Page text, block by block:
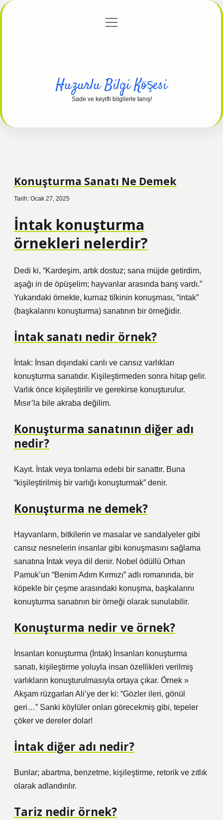
Gizlilik Politikası
menüyü
Huzurlu Bilgi Köşesi
Sade ve keyifli bilgilerle tanış!
Konuşturma Sanatı Ne Demek
Tarih: Ocak 27, 2025
İntak konuşturma
örnekleri nelerdir?
Dedi ki, “Kardeşim, artık dostuz; sana müjde getirdim,
aşağı in de öpüşelim; hayvanlar arasında barış vardı.”
Yukarıdaki örnekte, kurnaz tilkinin konuşması, “intak”
(başkalarını konuşturma) sanatının bir örneğidir.
İntak sanatı nedir örnek?
İntak: İnsan dışındaki canlı ve cansız varlıkları
konuşturma sanatıdır. Kişileştirmeden sonra hitap gelir.
Varlık önce kişileştirilir ve gerekirse konuşturulur.
Mısır’la bile akraba değilim.
Konuşturma sanatının diğer adı
nedir?
Kayıt. İntak veya tonlama edebi bir sanattır. Buna
“kişileştirilmiş bir varlığı konuşturmak” denir.
Konuşturma ne demek?
Hayvanların, bitkilerin ve masalar ve sandalyeler gibi
cansız nesnelerin insanlar gibi konuşmasını sağlama
sanatına İntak veya dil denir. Nobel ödüllü Orhan
Pamuk’un “Benim Adım Kırmızı” adlı romanında, bir
köpekle bir çeşme arasındaki konuşma, başkalarını
konuşturma sanatının bir örneği olarak sunulabilir.
Konuşturma nedir ve örnek?
İnsanları konuşturma (İntak) İnsanları konuşturma
sanatı, kişileştirme yoluyla insan özellikleri verilmiş
varlıkların konuşturulmasıyla ortaya çıkar. Örnek »
Akşam rüzgarları Ali’ye der ki: “Gözler ileri, gönül
geri…” Sanki köylüler onları görecekmiş gibi, tepeler
çöker ve dereler dolar!
İntak diğer adı nedir?
Bunlar; abartma, benzetme, kişileştirme, retorik ve zıtlık
olarak adlandırılır.
Tariz nedir örnek?